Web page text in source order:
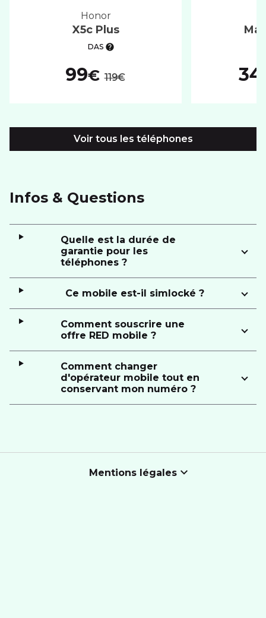
honor
X5c Plus
DAS
99€ 119€
Voir tous les téléphones
Infos & Questions
Quelle est la durée de
garantie pour les
téléphones ?
Ce mobile est-il simlocké ?
Comment souscrire une
offre RED mobile ?
Comment changer
d'opérateur mobile tout en
conservant mon numéro ?
Mentions légales